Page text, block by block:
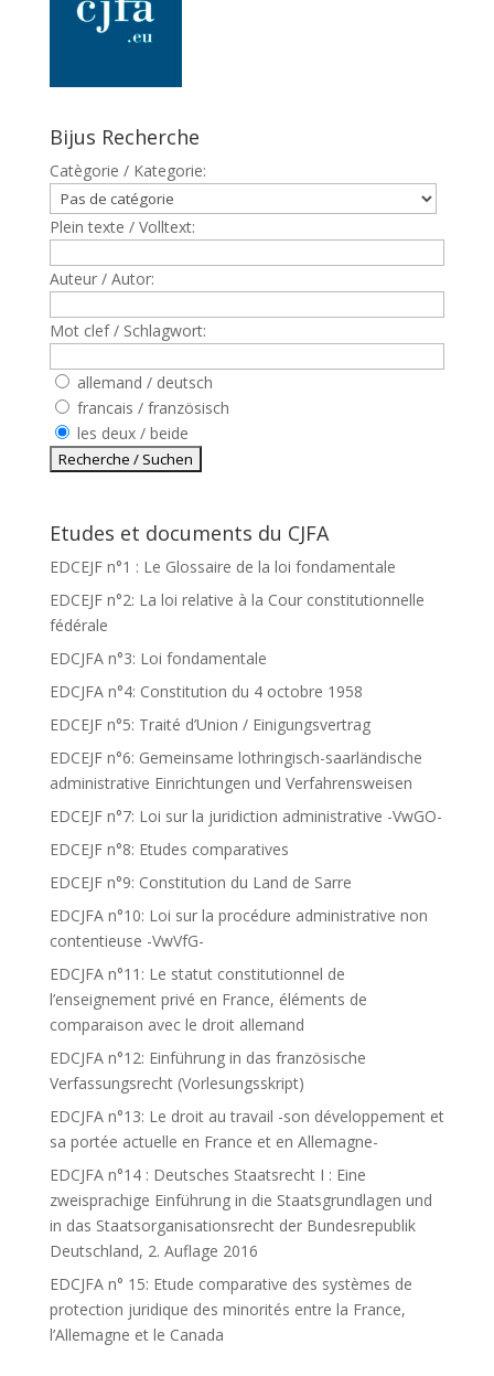
Bijus Recherche
Catègorie / Kategorie:
Plein texte / Volltext:
Auteur / Autor:
Mot clef / Schlagwort:
allemand / deutsch
francais / französisch
les deux / beide
Etudes et documents du CJFA
EDCEJF n°1 : Le Glossaire de la loi fondamentale
EDCEJF n°2: La loi relative à la Cour constitutionnelle
fédérale
EDCJFA n°3: Loi fondamentale
EDCJFA n°4: Constitution du 4 octobre 1958
EDCEJF n°5: Traité d’Union / Einigungsvertrag
EDCEJF n°6: Gemeinsame lothringisch-saarländische
administrative Einrichtungen und Verfahrensweisen
EDCEJF n°7: Loi sur la juridiction administrative -VwGO-
EDCEJF n°8: Etudes comparatives
EDCEJF n°9: Constitution du Land de Sarre
EDCJFA n°10: Loi sur la procédure administrative non
contentieuse -VwVfG-
EDCJFA n°11: Le statut constitutionnel de
l’enseignement privé en France, éléments de
comparaison avec le droit allemand
EDCJFA n°12: Einführung in das französische
Verfassungsrecht (Vorlesungsskript)
EDCJFA n°13: Le droit au travail -son développement et
sa portée actuelle en France et en Allemagne-
EDCJFA n°14 : Deutsches Staatsrecht I : Eine
zweisprachige Einführung in die Staatsgrundlagen und
in das Staatsorganisationsrecht der Bundesrepublik
Deutschland, 2. Auflage 2016
EDCJFA n° 15: Etude comparative des systèmes de
protection juridique des minorités entre la France,
l’Allemagne et le Canada